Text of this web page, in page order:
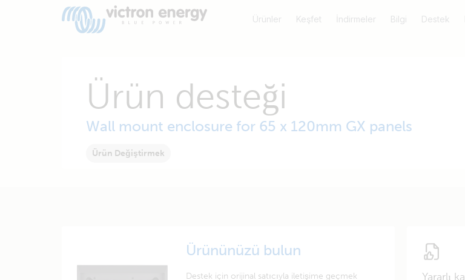
Ürünler Keşfet İndirmeler Bilgi Destek
Ürün desteği
Wall mount enclosure for 65 x 120mm GX panels
Ürün Değiştirmek
Ürününüzü bulun
Destek için orijinal satıcıyla iletişime geçmek
Yararlı